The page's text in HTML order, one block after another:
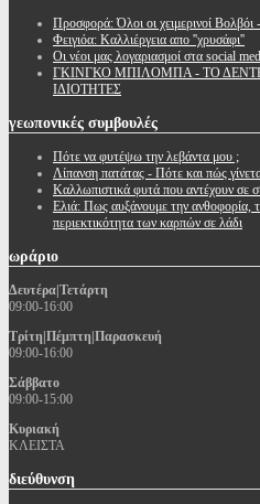
Προσφορά: Όλοι οι χειμερινοί
Φειγιόα: Καλλιέργεια απο ''χρυσάφι''
Oι νέοι μας λογαριασμοί στα social
ΓΚΙΝΓΚΟ ΜΠΙΛΟΜΠΑ - ΤΟ
ΙΔΙΟΤΗΤΕΣ
γεωπονικές συμβουλές
Πότε να φυτέψω την λεβάντα μου ;
Λίπανση πατάτας - Πότε και πώς
Καλλωπιστικά φυτά που αντέχουν σε
Ελιά: Πως αυξάνουμε την ανθοφορία,
περιεκτικότητα των καρπών σε λάδι
ωράριο
Δευτέρα|Τετάρτη
09:00-16:00
Τρίτη|Πέμπτη|Παρασκευή
09:00-16:00
Σάββατο
09:00-15:00
Κυριακή
ΚΛΕΙΣΤΑ
διεύθυνση